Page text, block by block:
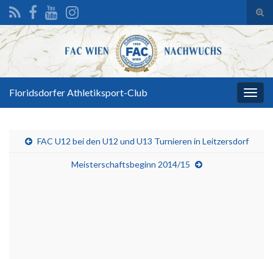
Search for:
Floridsdorfer Athletiksport-Club
FAC U12 bei den U12 und U13 Turnieren in Leitzersdorf
Meisterschaftsbeginn 2014/15